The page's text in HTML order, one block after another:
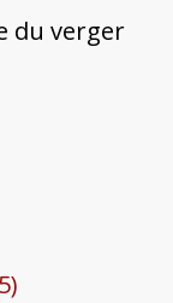
du verger